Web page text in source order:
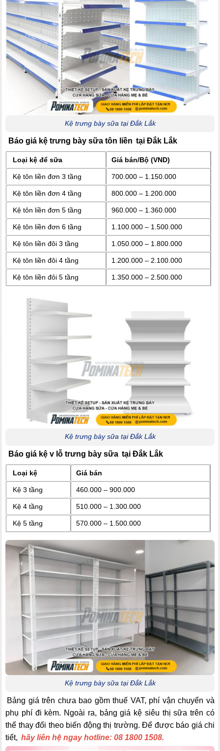
Kệ trưng bày sữa tại Đắk Lắk
Báo giá kệ trưng bày sữa tôn liền tại Đắk Lắk
Loại kệ để sữa Giá bán/Bộ (VND)
Kệ tôn liền đơn 3 tầng 700.000 – 1.150.000
Kệ tôn liền đơn 4 tầng 800.000 – 1.200.000
Kệ tôn liền đơn 5 tầng 960.000 – 1.360.000
Kệ tôn liền đơn 6 tầng 1.100.000 – 1.500.000
Kệ tôn liền đôi 3 tầng 1.050.000 – 1.800.000
Kệ tôn liền đôi 4 tầng 1.200.000 – 2.100.000
Kệ tôn liền đôi 5 tầng 1.350.000 – 2.500.000
Kệ trưng bày sữa tại Đắk Lắk
Báo giá kệ v lỗ trưng bày sữa tại Đắk Lắk
Loại kệ Giá bán
Kệ 3 tầng 460.000 – 900.000
Kệ 4 tầng 510.000 – 1.300.000
Kệ 5 tầng 570.000 – 1.500.000
Kệ trưng bày sữa tại Đắk Lắk
Bảng giá trên chưa bao gồm thuế VAT, phí vận chuyển và
phụ phí đi kèm. Ngoài ra, bảng giá kệ siêu thị sữa trên có
thể thay đổi theo biến động thị trường. Để được báo giá chi
tiết, hãy liên hệ ngay hotline: 08 1800 1508.